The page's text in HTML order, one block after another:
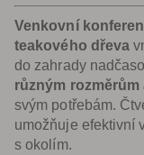
Venkovní
teakového dřeva
do zahrady
různým rozměrům
svým potřebám.
umožňuje efektivní
s okolím.